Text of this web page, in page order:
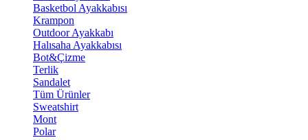
Basketbol Ayakkabısı
Krampon
Outdoor Ayakkabı
Halısaha Ayakkabısı
Bot&Çizme
Terlik
Sandalet
Tüm Ürünler
Sweatshirt
Mont
Polar